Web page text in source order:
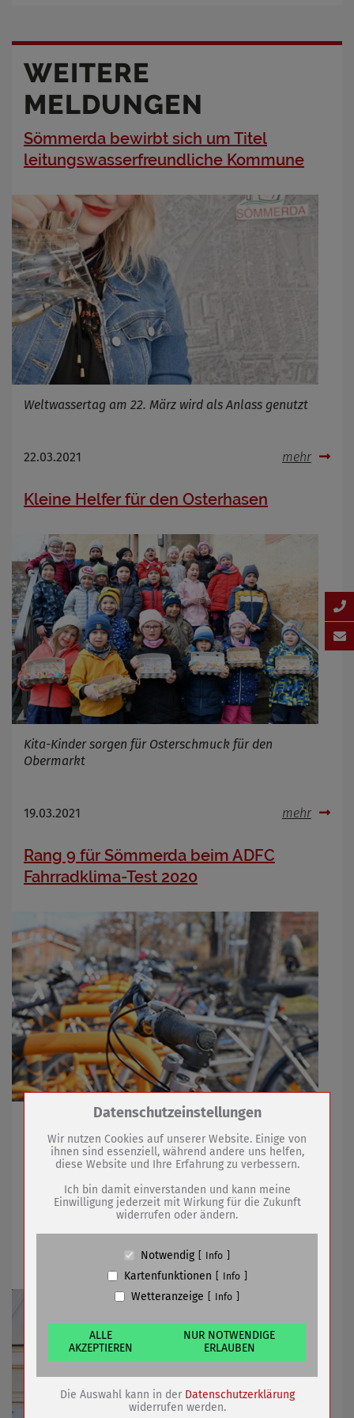
WEITERE
MELDUNGEN
Sömmerda bewirbt sich um Titel
leitungswasserfreundliche Kommune
Weltwassertag am 22. März wird als Anlass genutzt
22.03.2021 mehr
Kleine Helfer für den Osterhasen
Kita-Kinder sorgen für Osterschmuck für den
Obermarkt
19.03.2021 mehr
Rang 9 für Sömmerda beim ADFC
Fahrradklima-Test 2020
Sömmerdaerinnen und Sömmerdaer konnten
Bedingungen in der Kreisstadt bewerten
17.03.2021 mehr
Bibliothek und Archiv können wieder
Zum Betrieb der Seite notwendige Cookies /
Name
PHP Session Cookie
Anbieter
Eigentümer dieser Website (Wenko-
Wenselaar GmbH & Co. KG)
Absicherung Kontaktformular / SPAM
Cookiespeicherung Entscheidungscookie
Anbieter
Eigentümer dieser Website (Wenko-
Wenselaar GmbH & Co. KG)
Zweck
Speichert die Einstellungen der Besucher
bezüglich der Speicherung von Cookies.
Cookie Name
dywc
Cookie Laufzeit
1 Jahr
Datenschutzeinstellungen
Wir nutzen Cookies auf unserer Website. Einige von
ihnen sind essenziell, während andere uns helfen,
diese Website und Ihre Erfahrung zu verbessern.
Ich bin damit einverstanden und kann meine
Einwilligung jederzeit mit Wirkung für die Zukunft
widerrufen oder ändern.
Notwendig Info
Kartenfunktionen Info
Wetteranzeige Info
ALLE
AKZEPTIEREN
NUR NOTWENDIGE
ERLAUBEN
Die Auswahl kann in der Datenschutzerklärung
widerrufen werden.